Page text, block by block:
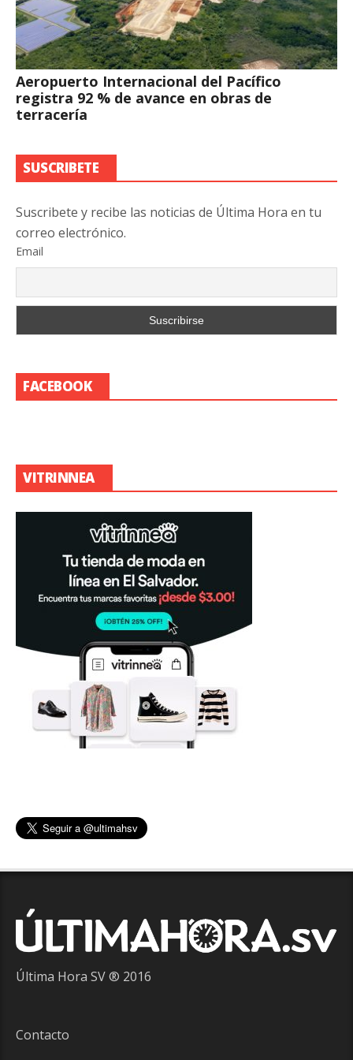
Aeropuerto Internacional del Pacífico
registra 92 % de avance en obras de
terracería
SUSCRIBETE
Suscribete y recibe las noticias de Última Hora en tu
correo electrónico.
Email
FACEBOOK
VITRINNEA
Última Hora SV ® 2016
Contacto